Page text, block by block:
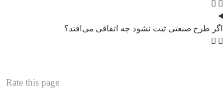
اگر طرح صنعتی ثبت نشود چه اتفاقی می‌افتد؟
Rate this page